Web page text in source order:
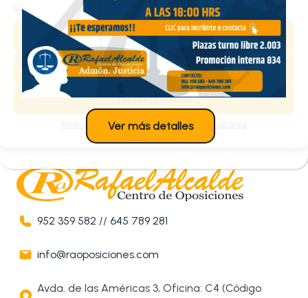
Gestionar los servicios
Aceptar
Denegar
Ver preferencias
Política de cookiesPolítica de privacidad
Haz clic en «Estoy de acuerdo» para activar
Google maps
Política de cookies
Estoy de acuerdo
952 359 582 //645 789 281
info@raoposiciones.com
Avda. de las Américas 3, Oficina: C4 (Código
Ver más detalles